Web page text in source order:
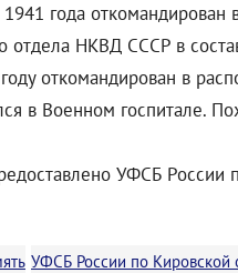
года
отдела НКВД СССР в
откомандирован в
в Военном госпитале.
УФСБ России
УФСБ России по Кировской